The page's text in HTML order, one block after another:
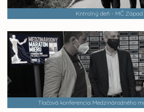
Kntrolný deň - MČ Západ
Tlačová konferencia Medzinárodného